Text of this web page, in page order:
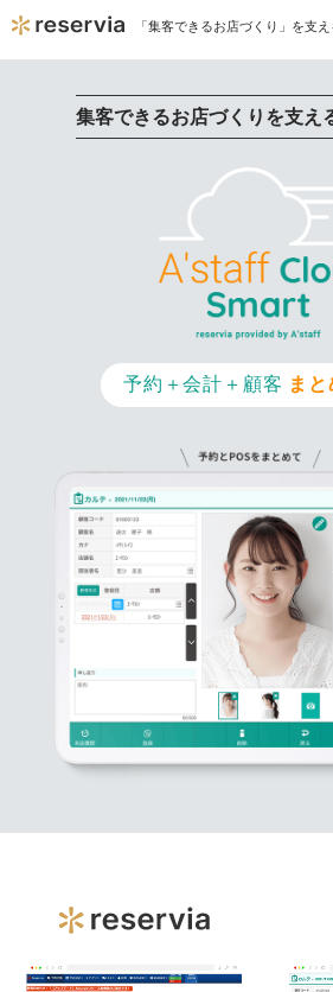
「集客できるお店づくり」を支え
集客できるお店づくりを支え
予約＋会計＋顧客 ま